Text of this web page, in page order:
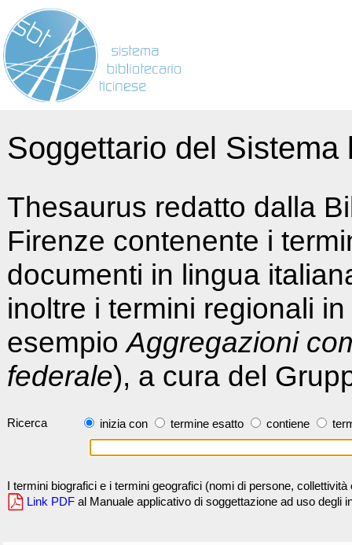
Soggettario del
Thesaurus redatto dalla
Firenze contenente i
documenti in lingua
inoltre i termini regionali
esempioAggregazioni
federale), a cura del
Ricerca inizia con termine esatto contiene
I termini biografici e i termini geografici (nomi di persone,
Link PDF al Manuale applicativo di soggettazione ad uso degli